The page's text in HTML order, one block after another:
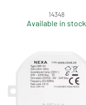
14348
Available in stock